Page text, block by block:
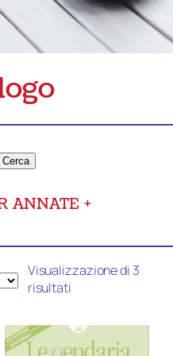
Cerca
ANNATE +
Visualizzazione di 3
risultatiOrdina
base
al